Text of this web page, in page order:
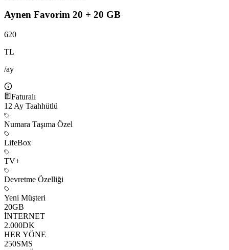
Aynen Favorim 20 + 20 GB
620
TL
/ay
Faturalı
12 Ay Taahhütlü
Numara Taşıma Özel
LifeBox
TV+
Devretme Özelliği
Yeni Müşteri
20GB
İNTERNET
2.000DK
HER YÖNE
250SMS